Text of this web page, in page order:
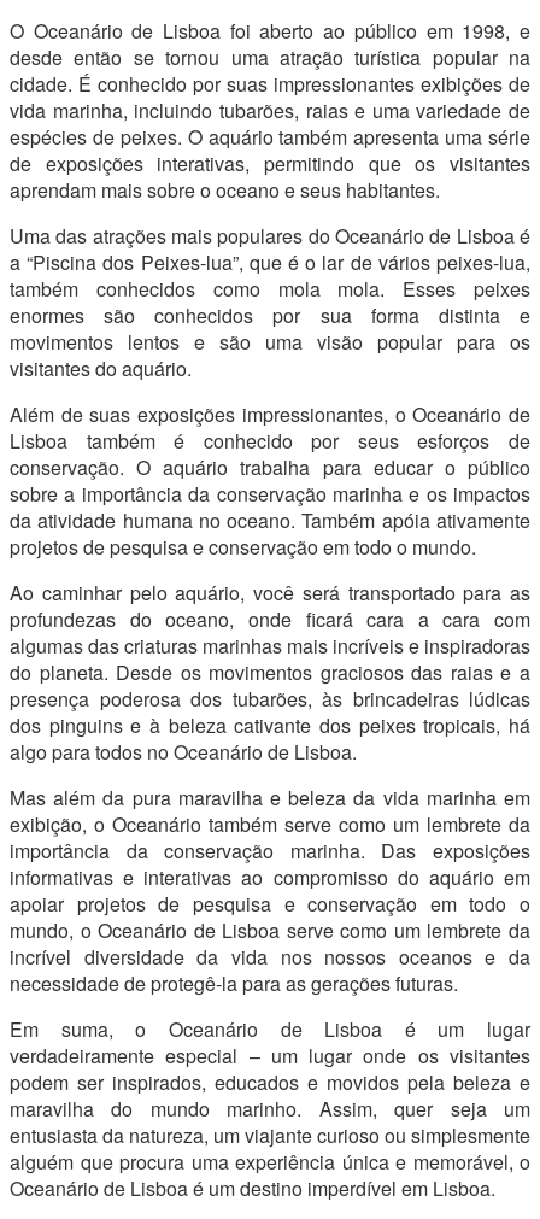
O Oceanário de Lisboa foi aberto ao público em 1998, e
desde então se tornou uma atração turística popular na
cidade. É conhecido por suas impressionantes exibições de
vida marinha, incluindo tubarões, raias e uma variedade de
espécies de peixes. O aquário também apresenta uma série
de exposições interativas, permitindo que os visitantes
aprendam mais sobre o oceano e seus habitantes.
Uma das atrações mais populares do Oceanário de Lisboa é
a “Piscina dos Peixes-lua”, que é o lar de vários peixes-lua,
também conhecidos como mola mola. Esses peixes
enormes são conhecidos por sua forma distinta e
movimentos lentos e são uma visão popular para os
visitantes do aquário.
Além de suas exposições impressionantes, o Oceanário de
Lisboa também é conhecido por seus esforços de
conservação. O aquário trabalha para educar o público
sobre a importância da conservação marinha e os impactos
da atividade humana no oceano. Também apóia ativamente
projetos de pesquisa e conservação em todo o mundo.
Ao caminhar pelo aquário, você será transportado para as
profundezas do oceano, onde ficará cara a cara com
algumas das criaturas marinhas mais incríveis e inspiradoras
do planeta. Desde os movimentos graciosos das raias e a
presença poderosa dos tubarões, às brincadeiras lúdicas
dos pinguins e à beleza cativante dos peixes tropicais, há
algo para todos no Oceanário de Lisboa.
Mas além da pura maravilha e beleza da vida marinha em
exibição, o Oceanário também serve como um lembrete da
importância da conservação marinha. Das exposições
informativas e interativas ao compromisso do aquário em
apoiar projetos de pesquisa e conservação em todo o
mundo, o Oceanário de Lisboa serve como um lembrete da
incrível diversidade da vida nos nossos oceanos e da
necessidade de protegê-la para as gerações futuras.
Em suma, o Oceanário de Lisboa é um lugar
verdadeiramente especial – um lugar onde os visitantes
podem ser inspirados, educados e movidos pela beleza e
maravilha do mundo marinho. Assim, quer seja um
entusiasta da natureza, um viajante curioso ou simplesmente
alguém que procura uma experiência única e memorável, o
Oceanário de Lisboa é um destino imperdível em Lisboa.